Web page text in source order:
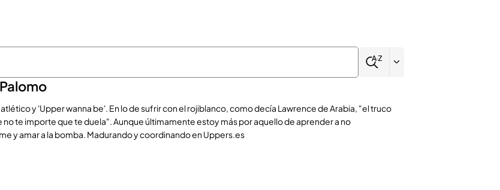
y 'Upper wanna be'. En lo de sufrir con el rojiblanco, como decía Lawrence de Arabia, "el truco
no te importe que te duela". Aunque últimamente estoy más por aquello de aprender a no
y amar a la bomba. Madurando y coordinando en Uppers.es